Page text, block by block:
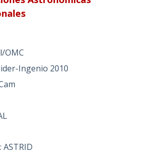
OMC
Ingenio 2010
ASTRID